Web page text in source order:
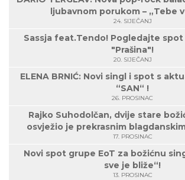
ljubavnom porukom – „Tebe
24. SIJEČANJ
Sassja feat.Tendo! Pogledajte
"Prašina"!
20. SIJEČANJ
ELENA BRNIĆ: Novi singl i spot s
“SAN“ !
26. PROSINAC
Rajko Suhodolčan, dvije stare
osvježio je prekrasnim
17. PROSINAC
Novi spot grupe EoT za božićnu
sve je bliže“!
13. PROSINAC